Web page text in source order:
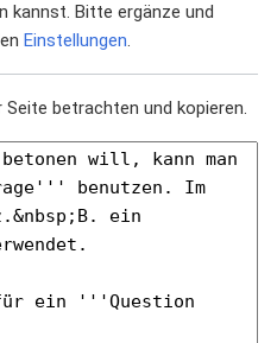
kannst. Bitte ergänze und
Einstellungen.
betrachten und kopieren.